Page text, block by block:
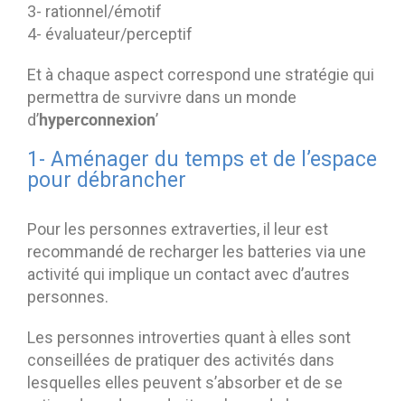
3- rationnel/émotif
4- évaluateur/perceptif
Et à chaque aspect correspond une stratégie qui
permettra de survivre dans un monde
d’hyperconnexion’
1- Aménager du temps et de l’espace
pour débrancher
Pour les personnes extraverties, il leur est
recommandé de recharger les batteries via une
activité qui implique un contact avec d’autres
personnes.
Les personnes introverties quant à elles sont
conseillées de pratiquer des activités dans
lesquelles elles peuvent s’absorber et de se